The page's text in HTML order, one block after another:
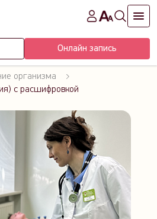
Онлайн запись
организма
с расшифровкой